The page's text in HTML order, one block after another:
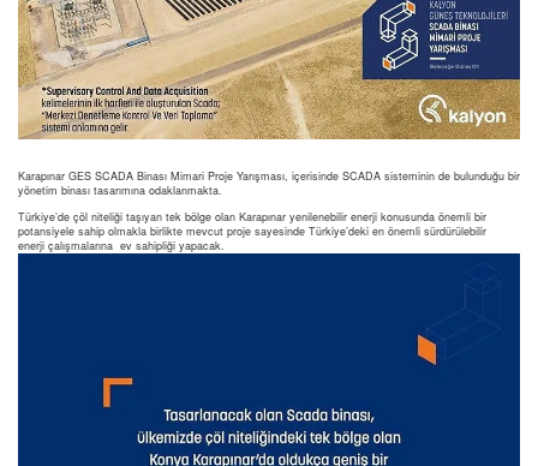
Karapınar GES SCADA Binası Mimari Proje Yarışması, içerisinde SCADA sisteminin de bulunduğu bir
yönetim binası tasarımına odaklanmakta.
Türkiye’de çöl niteliği taşıyan tek bölge olan Karapınar yenilenebilir enerji konusunda önemli bir
potansiyele sahip olmakla birlikte mevcut proje sayesinde Türkiye’deki en önemli sürdürülebilir
enerji çalışmalarına ev sahipliği yapacak.